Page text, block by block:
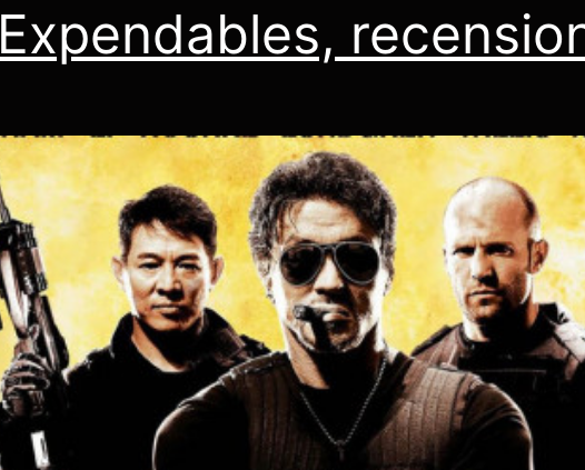
Expendables,